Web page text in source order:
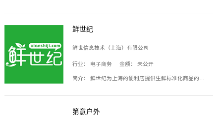
鲜世纪
鲜世信息技术（上海）有限公司
行业： 电子商务 金额： 未公开
简介： 鲜世纪为上海的便利店提供生鲜标准化商品的供应链服务，帮商家解决生鲜采购、运营问题，帮助商家销售。平台提供的商品覆盖果蔬肉类、常温与低温奶制品、冷冻食品、零食饮料、粮油副食、居家洗护等多个品类，上架SKU3000余个。公司建立了近万平方米的仓储场地和物流配送体系，为合作商家提供快速配送服务。
第意户外